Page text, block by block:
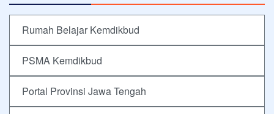
Rumah Belajar Kemdikbud
PSMA Kemdikbud
Portal Provinsi Jawa Tengah